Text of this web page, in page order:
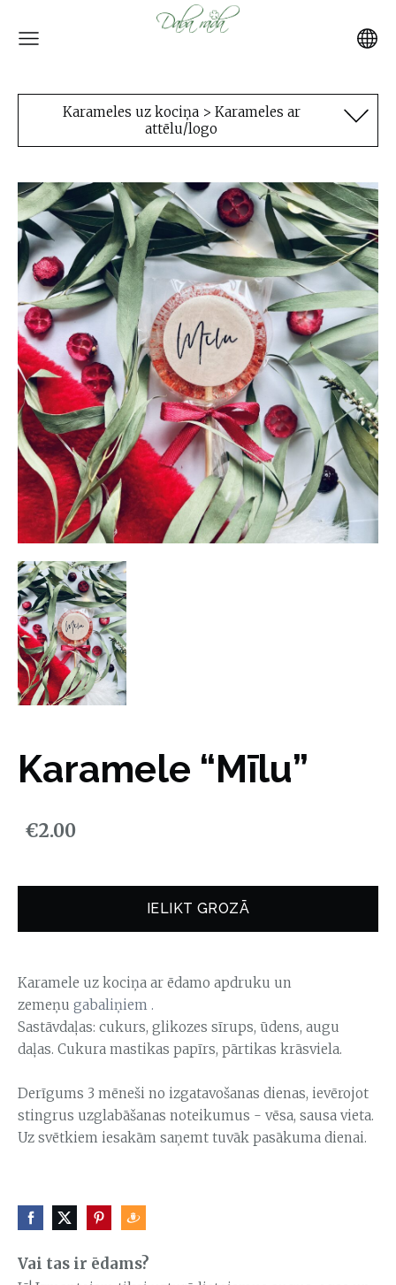
Karameles uz kociņa > Karameles ar
attēlu/logo
Vai tas ir ēdams?
Karamele “Mīlu”
€2.00
IELIKT GROZĀ
Karamele uz kociņa ar ēdamo apdruku un
zemeņu gabaliņiem .
Sastāvdaļas: cukurs, glikozes sīrups, ūdens, augu
daļas. Cukura mastikas papīrs, pārtikas krāsviela.
Derīgums 3 mēneši no izgatavošanas dienas, ievērojot
stingrus uzglabāšanas noteikumus - vēsa, sausa vieta.
Uz svētkiem iesakām saņemt tuvāk pasākuma dienai.